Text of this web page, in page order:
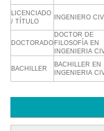
LICENCIADO
/ TÍTULO
INGENIERO
DOCTORADO
DOCTOR DE
FILOSOFÍA EN
INGENIERIA
BACHILLER
BACHILLER EN
INGENIERIA